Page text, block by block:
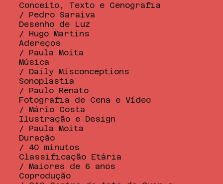
Conceito, Texto e Cenografia
/ Pedro Saraiva
Desenho de Luz
/ Hugo Martins
Adereços
/ Paula Moita
Música
/ Daily Misconceptions
Sonoplastia
/ Paulo Renato
Fotografia de Cena e Vídeo
/ Mário Costa
Ilustração e Design
/ Paula Moita
Duração
/ 40 minutos
Classificação Etária
/ Maiores de 6 anos
Coprodução